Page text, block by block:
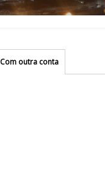
Com outra conta